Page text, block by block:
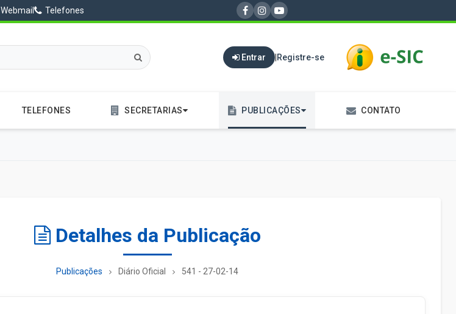
Webmail Telefones
Entrar | Registre-se
TELEFONES SECRETARIAS PUBLICAÇÕES CONTATO
Detalhes da Publicação
Publicações Diário Oficial 541 - 27-02-14